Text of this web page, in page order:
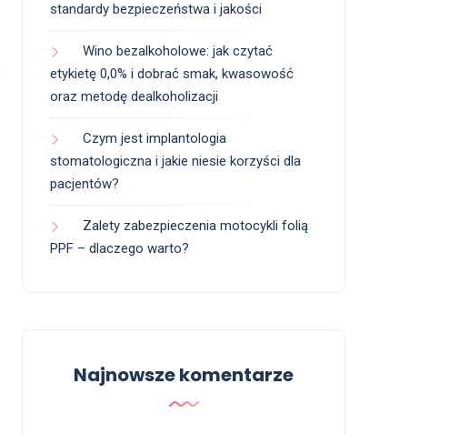
standardy bezpieczeństwa i jakości
Wino bezalkoholowe: jak czytać
etykietę 0,0% i dobrać smak, kwasowość
oraz metodę dealkoholizacji
Czym jest implantologia
stomatologiczna i jakie niesie korzyści dla
pacjentów?
Zalety zabezpieczenia motocykli folią
PPF – dlaczego warto?
Najnowsze komentarze